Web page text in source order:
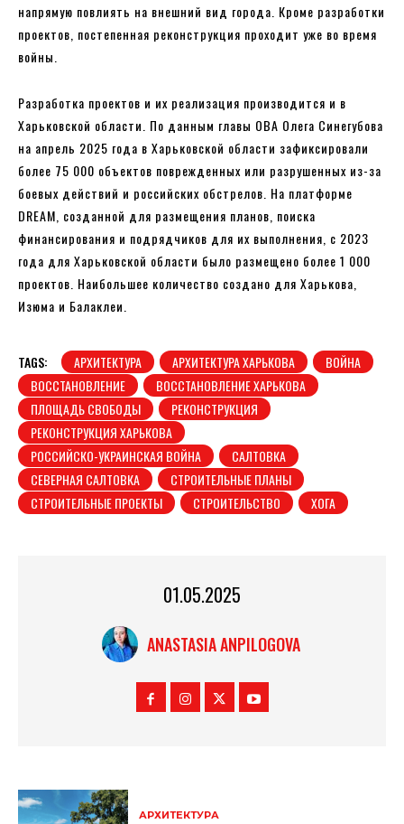
напрямую повлиять на внешний вид города. Кроме разработки
проектов, постепенная реконструкция проходит уже во время
войны.
Разработка проектов и их реализация производится и в
Харьковской области. По данным главы ОВА Олега Синегубова
на апрель 2025 года в Харьковской области зафиксировали
более 75 000 объектов поврежденных или разрушенных из-за
боевых действий и российских обстрелов. На платформе
DREAM, созданной для размещения планов, поиска
финансирования и подрядчиков для их выполнения, с 2023
года для Харьковской области было размещено более 1 000
проектов. Наибольшее количество создано для Харькова,
Изюма и Балаклеи.
TAGS: АРХИТЕКТУРА АРХИТЕКТУРА ХАРЬКОВА
ВОЙНА
ВОССТАНОВЛЕНИЕ
ВОССТАНОВЛЕНИЕ ХАРЬКОВА
ПЛОЩАДЬ СВОБОДЫ
РЕКОНСТРУКЦИЯ
РЕКОНСТРУКЦИЯ ХАРЬКОВА
РОССИЙСКО-УКРАИНСКАЯ ВОЙНА
САЛТОВКА
СЕВЕРНАЯ САЛТОВКА
СТРОИТЕЛЬНЫЕ ПЛАНЫ
СТРОИТЕЛЬНЫЕ ПРОЕКТЫ
СТРОИТЕЛЬСТВО ХОГА
01.05.2025
ANASTASIA ANPILOGOVA
АРХИТЕКТУРА